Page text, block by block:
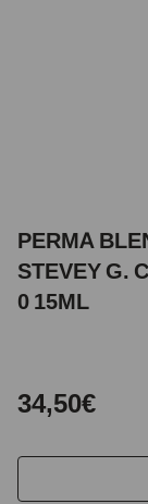
PERMA
STEVEY G.
0 15ML
34,50€